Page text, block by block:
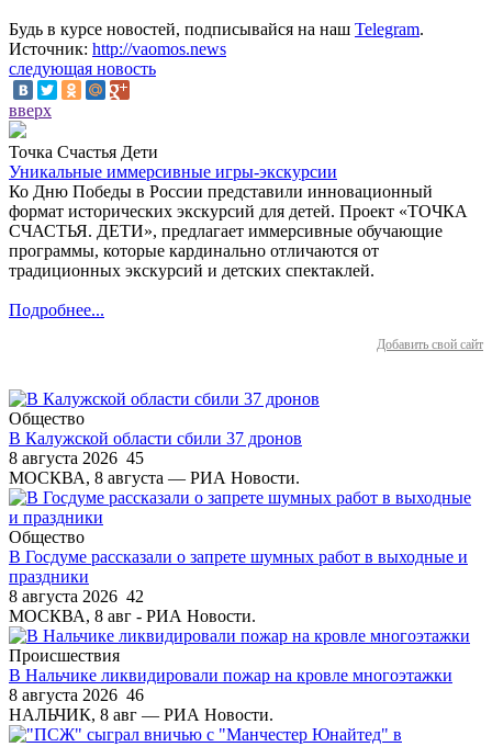
Будь в курсе новостей, подписывайся на наш Telegram.
Источник: http://vaomos.news
следующая новость
вверх
Точка Счастья Дети
Уникальные иммерсивные игры-экскурсии
Ко Дню Победы в России представили инновационный
формат исторических экскурсий для детей. Проект «ТОЧКА
СЧАСТЬЯ. ДЕТИ», предлагает иммерсивные обучающие
программы, которые кардинально отличаются от
традиционных экскурсий и детских спектаклей.
Подробнее...
Добавить свой сайт
Общество
В Калужской области сбили 37 дронов
8 августа 2026 45
МОСКВА, 8 августа — РИА Новости.
Общество
В Госдуме рассказали о запрете шумных работ в выходные и
праздники
8 августа 2026 42
МОСКВА, 8 авг - РИА Новости.
Происшествия
В Нальчике ликвидировали пожар на кровле многоэтажки
8 августа 2026 46
НАЛЬЧИК, 8 авг — РИА Новости.